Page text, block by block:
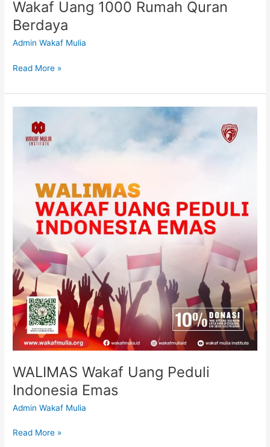
Wakaf Uang 1000 Rumah Quran
Berdaya
Admin Wakaf Mulia
Read More »
WALIMAS Wakaf Uang Peduli
Indonesia Emas
Admin Wakaf Mulia
Wakaf
Uang
Read More »